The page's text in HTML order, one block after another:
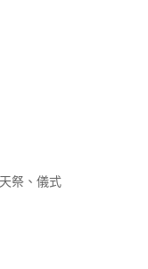
祭、儀式